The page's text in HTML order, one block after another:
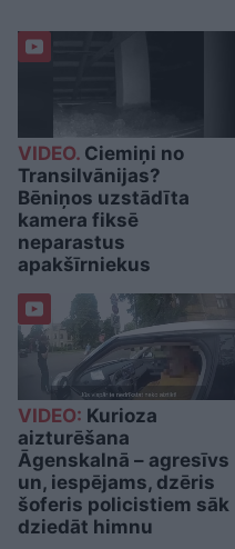
VIDEO. Ciemiņi no
Transilvānijas?
Bēniņos uzstādīta
kamera fiksē
neparastus
apakšīrniekus
VIDEO: Kurioza
aizturēšana
Āgenskalnā – agresīvs
un, iespējams, dzēris
šoferis policistiem sāk
dziedāt himnu